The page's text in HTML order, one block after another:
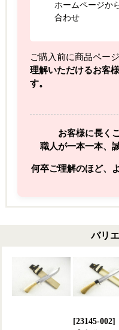
ホームページか
合わせ
ご購入前に商品ペー
理解いただけるお客
す。
お客様に長く
職人が一本一本、
何卒ご理解のほど、
バリ
[23145-002]